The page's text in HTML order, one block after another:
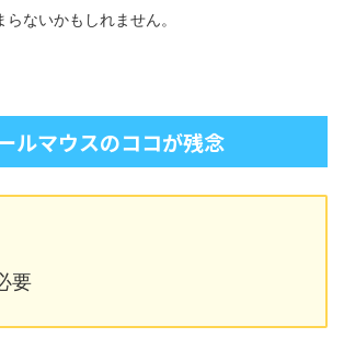
ないかもしれません。
ルマウスのココが残念
要